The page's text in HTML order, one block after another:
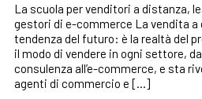
La scuola per venditori a distanza,
gestori di e-commerce La vendita a
tendenza del futuro: è la realtà del
il modo di vendere in ogni settore,
consulenza all’e-commerce, e sta
agenti di commercio e […]